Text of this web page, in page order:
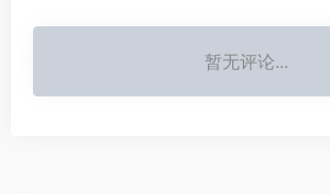
暂无评论...